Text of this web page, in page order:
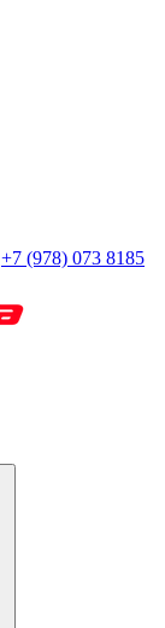
+7 (978) 073 8185